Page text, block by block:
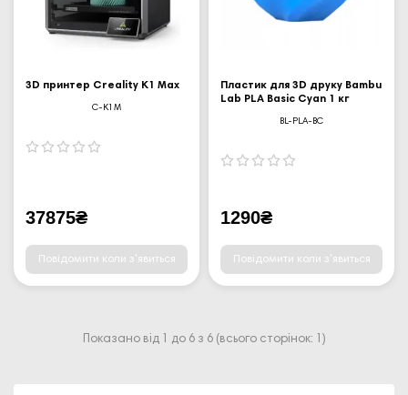
3D принтер Creality K1 Max
C-K1M
37875₴
Повідомити коли з'явиться
Пластик для 3D друку Bambu
Lab PLA Basic Cyan 1 кг
BL-PLA-BC
1290₴
Повідомити коли з'явиться
Показано від 1 до 6 з 6 (всього сторінок: 1)